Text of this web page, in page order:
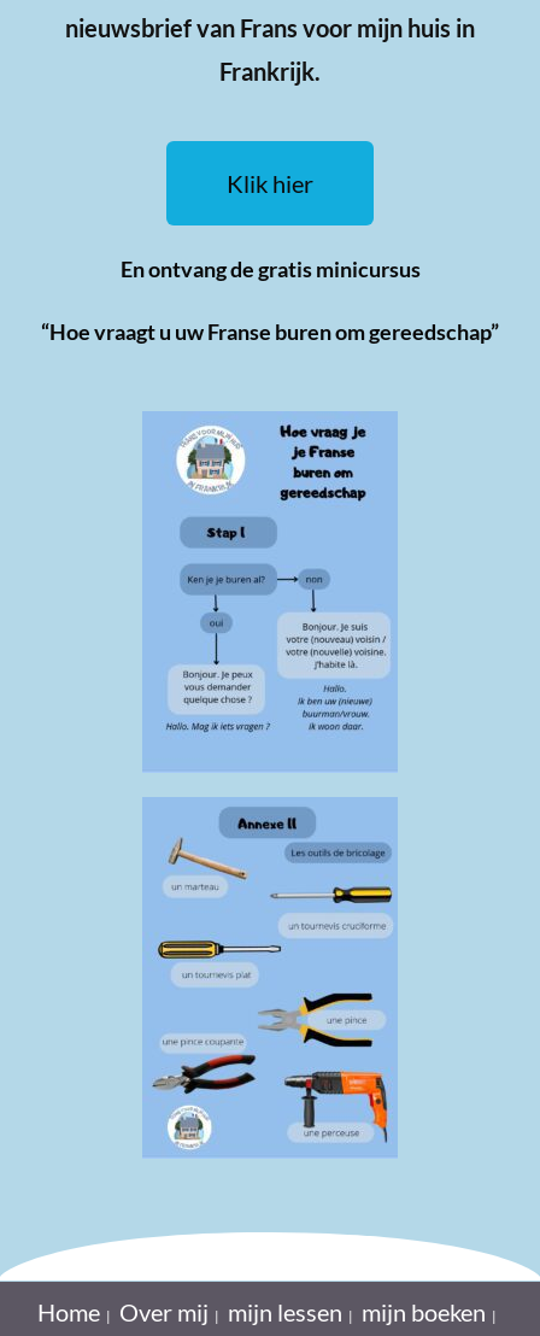
nieuwsbrief van Frans voor mijn huis in
Frankrijk.
Klik hier
En ontvang de gratis minicursus
“Hoe vraagt u uw Franse buren om gereedschap”
Home Over mij mijn lessen
mijn boeken